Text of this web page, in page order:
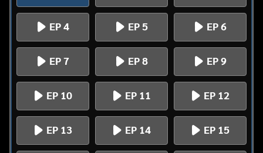
EP 4 EP 5 EP 6
EP 7 EP 8 EP 9
EP 10 EP 11 EP 12
EP 13 EP 14 EP 15